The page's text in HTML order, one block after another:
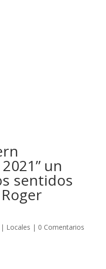
un
sentidos
| Locales | 0 Comentarios